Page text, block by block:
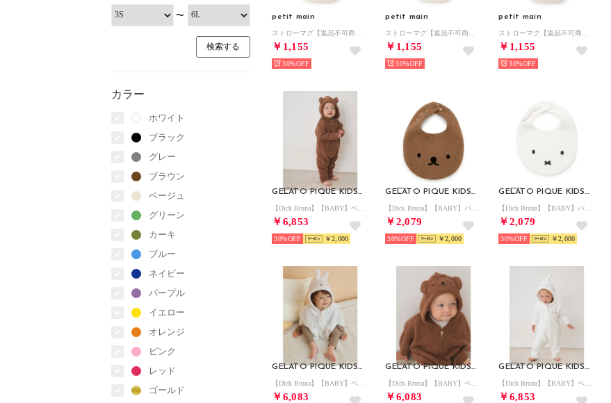
〜
カラー
ホワイト
ブラック
グレー
ブラウン
ベージュ
グリーン
カーキ
ブルー
ネイビー
パープル
イエロー
オレンジ
ピンク
レッド
ゴールド
petit main
￥1,155
30%
petit main
￥1,155
30%
petit main
￥1,155
30%
GELATO PIQUE KIDS & BABY
￥6,853
30% ￥2,000
GELATO PIQUE KIDS & BABY
￥2,079
30% ￥2,000
GELATO PIQUE KIDS & BABY
￥2,079
30% ￥2,000
GELATO PIQUE KIDS & BABY
￥6,083
GELATO PIQUE KIDS & BABY
￥6,083
GELATO PIQUE KIDS & BABY
￥6,853